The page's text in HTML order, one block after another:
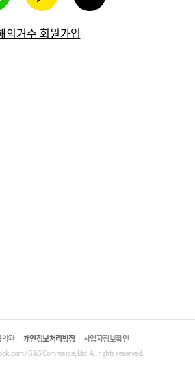
외거주 회원가입
약관 개인정보처리방침 사업자정보확인
/ G&G Commerce, Ltd. All rights reserved.